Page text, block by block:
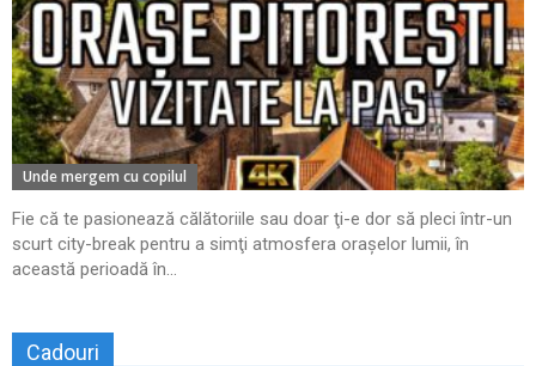
Unde mergem cu copilul
Fie că te pasionează călătoriile sau doar ţi-e dor să pleci într-un
scurt city-break pentru a simţi atmosfera oraşelor lumii, în
această perioadă în...
Cadouri